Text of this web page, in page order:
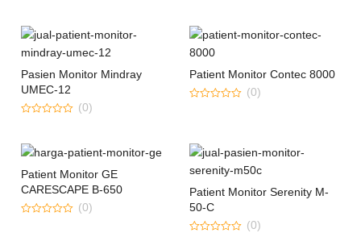
of
5
of
5
Pasien Monitor Mindray
UMEC-12
of
5
(0)
Patient Monitor Contec 8000
(0)
Patient Monitor GE
CARESCAPE B-650
(0)
Patient Monitor Serenity M-
50-C
(0)